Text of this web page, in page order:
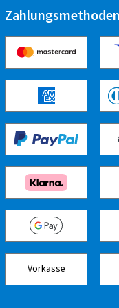
Zahlungsmethoden
Vorkasse